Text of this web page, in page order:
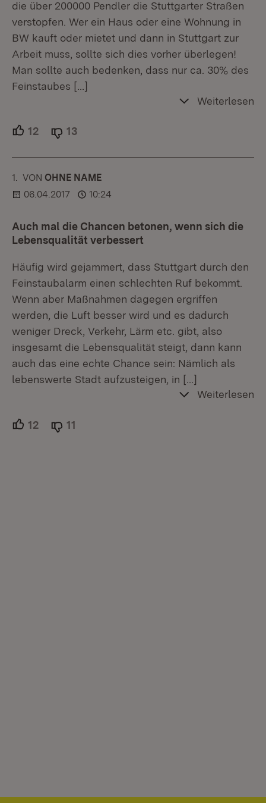
die über 200000 Pendler die Stuttgarter Straßen
verstopfen. Wer ein Haus oder eine Wohnung in
BW kauft oder mietet und dann in Stuttgart zur
Arbeit muss, sollte sich dies vorher überlegen!
Man sollte auch bedenken, dass nur ca. 30% des
Feinstaubes […]
Weiterlesen
12 Unterstützer.
13
1. KOMMENTAR
VON :OHNE NAME
06.04.2017
10:24
Auch mal die Chancen betonen, wenn sich die
Lebensqualität verbessert
Häufig wird gejammert, dass Stuttgart durch den
Feinstaubalarm einen schlechten Ruf bekommt.
Wenn aber Maßnahmen dagegen ergriffen
werden, die Luft besser wird und es dadurch
weniger Dreck, Verkehr, Lärm etc. gibt, also
insgesamt die Lebensqualität steigt, dann kann
auch das eine echte Chance sein: Nämlich als
lebenswerte Stadt aufzusteigen, in […]
Weiterlesen
12 Unterstützer.
11